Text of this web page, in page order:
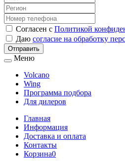
Согласен с Политикой
Даю согласие на обработку
Меню
Volcano
Wing
Программа подбора
Для дилеров
Главная
Информация
Доставка и оплата
Контакты
Корзина0